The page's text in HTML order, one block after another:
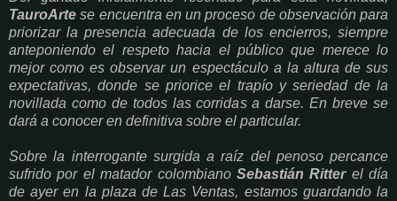
TauroArte se encuentra en un proceso de observación para
priorizar la presencia adecuada de los encierros, siempre
anteponiendo el respeto hacia el público que merece lo
mejor como es observar un espectáculo a la altura de sus
expectativas, donde se priorice el trapío y seriedad de la
novillada como de todos las corridas a darse. En breve se
dará a conocer en definitiva sobre el particular.
Sobre la interrogante surgida a raíz del penoso percance
sufrido por el matador colombiano Sebastián Ritterel día
de ayer en la plaza de Las Ventas, estamos guardando la